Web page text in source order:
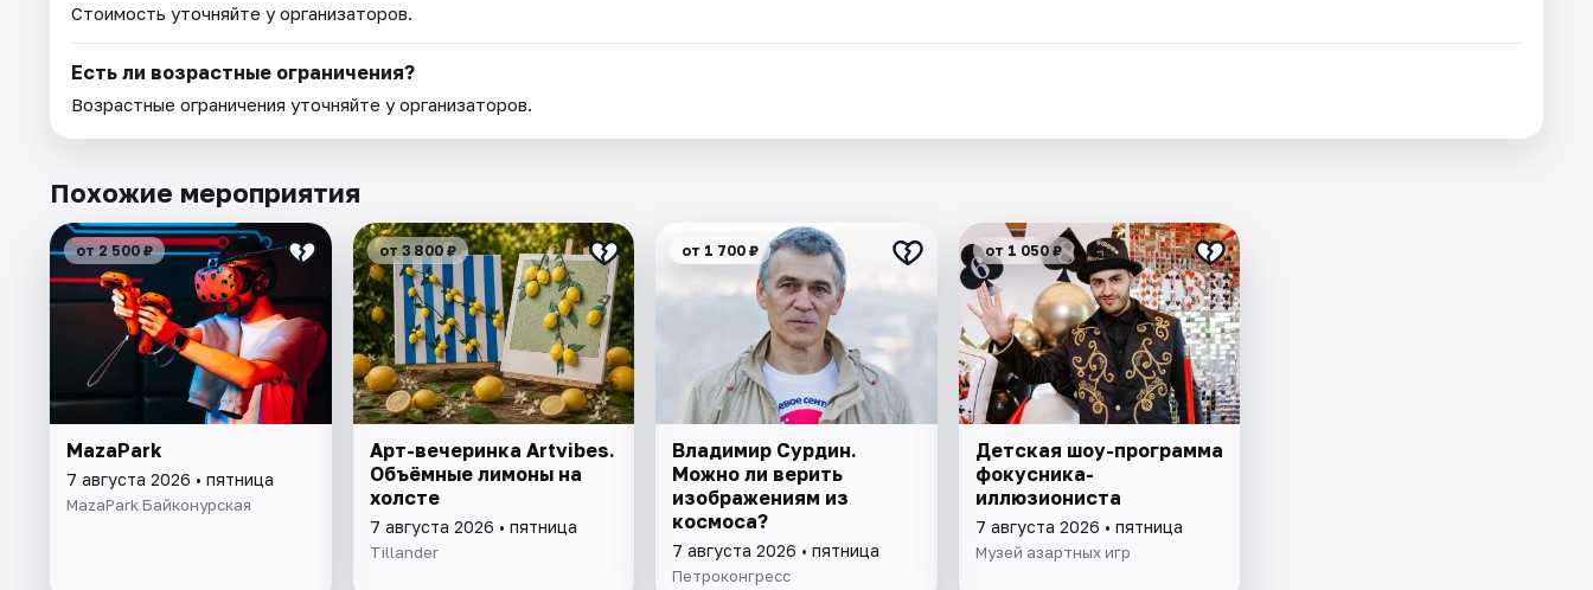
Стоимость уточняйте у организаторов.
Есть ли возрастные ограничения?
Возрастные ограничения уточняйте у организаторов.
Похожие мероприятия
от 2 500 ₽
MazaPark
7 августа 2026 • пятница
MazaPark Байконурская
от 3 800 ₽
Арт-вечеринка Artvibes.
Объёмные лимоны на
холсте
7 августа 2026 • пятница
Tillander
от 1 700 ₽
Владимир Сурдин.
Можно ли верить
изображениям из
космоса?
7 августа 2026 • пятница
Петроконгресс
от 1 050 ₽
Детская шоу-программа
фокусника-
иллюзиониста
7 августа 2026 • пятница
Музей азартных игр